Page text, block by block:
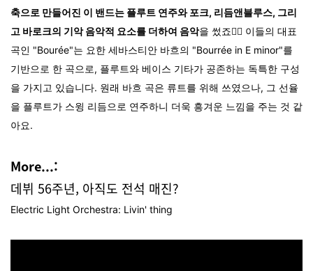
축으로 만들어진 이 밴드는 플루트 연주와 포크, 리듬앤블루스, 그리
고 바로크의 기악 음악적 요소를 더하여 음악을 썼죠✍🏻 이들의 대표
곡인 "Bourée"는 요한 세바스티안 바흐의 "Bourrée in E minor"를
기반으로 한 곡으로, 플루트와 베이스 기타가 공존하는 독특한 구성
을 가지고 있습니다. 원래 바흐 곡은 류트를 위해 쓰였으나, 그 선율
을 플루트가 스윙 리듬으로 연주하니 더욱 흥겨운 느낌을 주는 것 같
아요.
More...:
데뷔 56주년, 아직도 전석 매진?
Electric Light Orchestra: Livin' thing